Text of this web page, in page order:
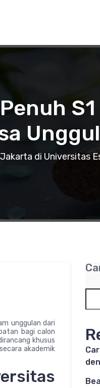
Unggul
di Universitas
unggulan dari
bagi calon
khusus
akademik